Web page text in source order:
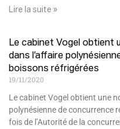
Lire la suite »
Le cabinet Vogel obtient
dans l’affaire
boissons réfrigérées
19/11/2020
Le cabinet Vogel obtient une
polynésienne de concurrence
fois de l’Autorité de la